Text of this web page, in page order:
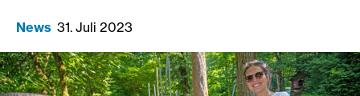
News 31. Juli 2023